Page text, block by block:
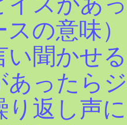
スの意味
い聞かせ
あったら
り返し声